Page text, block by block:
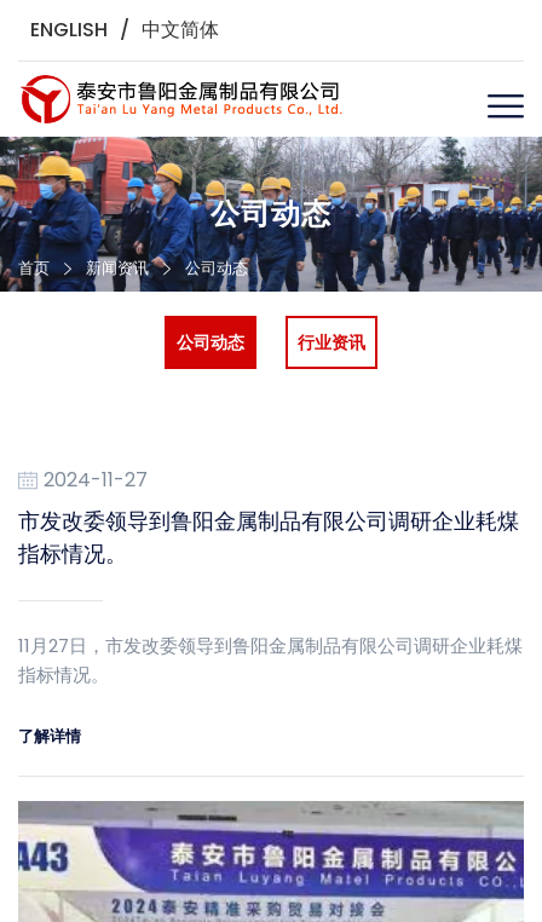
ENGLISH / 中文简体
公司动态
首页 新闻资讯 公司动态
公司动态 行业资讯
2024-11-27
市发改委领导到鲁阳金属制品有限公司调研企业耗煤
指标情况。
11月27日，市发改委领导到鲁阳金属制品有限公司调研企业耗煤
指标情况。
了解详情